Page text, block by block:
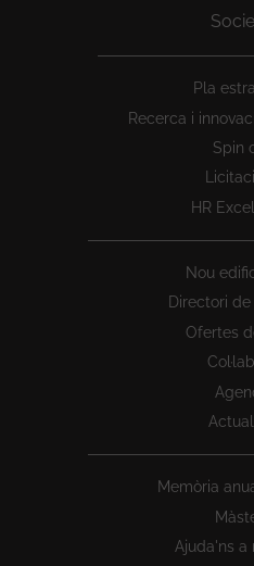
Pla
Recerca i
Spin
HR
Nou
Directori
Ofertes
Memòria
Ajuda'ns a